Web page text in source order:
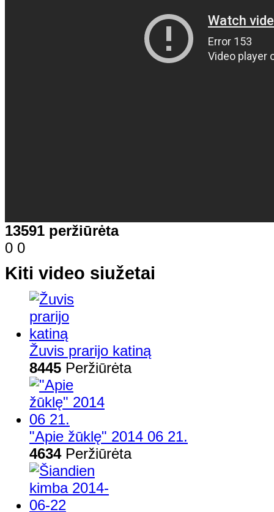
13591 peržiūrėta
0 0
Kiti video siužetai
Žuvis prarijo katiną
8445 Peržiūrėta
"Apie žūklę" 2014 06 21.
4634Peržiūrėta